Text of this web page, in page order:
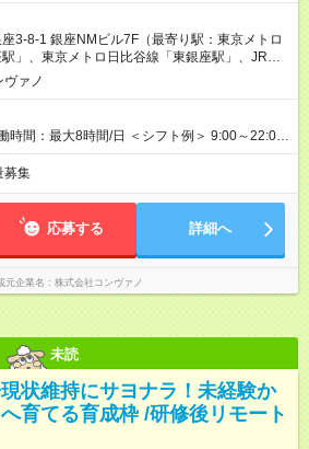
契約社員） ※社内基準を満たした場合は、その
ンセン14万5，781円＝42万5，781円 ◆店長
職手当1万円＋インセン8万2，547円＝34万2，
なし) 月給23万円＋インセン1万4701円＝24
与：年2回(6月/12月)※業績による ・交通費：月
時 ・反映時期：次月の給与から ・評価手法：
く ※あなたの頑張りをしっかり評価します！で
どお給料に反映される環境です。 【試用期
り 試用期間の長さ：6ヶ月 ※ 雇用形態と給与
なる部分があります。 雇用形態：中途採用
与：月給 220,000円以上 上記額にはみなし残業
みなし残業時間 5.5時間／月
3-8-1 銀座NMビル7F（最寄り駅：東京メトロ
」、東京メトロ日比谷線「東銀座駅」、JR山
）
ァノ
時間：最大8時間/日 ＜シフト例＞ 9:00～22:00
働8時間／休憩60分） ※残業時間は月平均で
時間は【平日】11：00～22：00、【土日祝】
募集
応募する 詳細へ
元企業名 株式会社コンヴァノ
未読
状維持にサヨナラ！未経験か
育てる育成枠 /研修後リモート